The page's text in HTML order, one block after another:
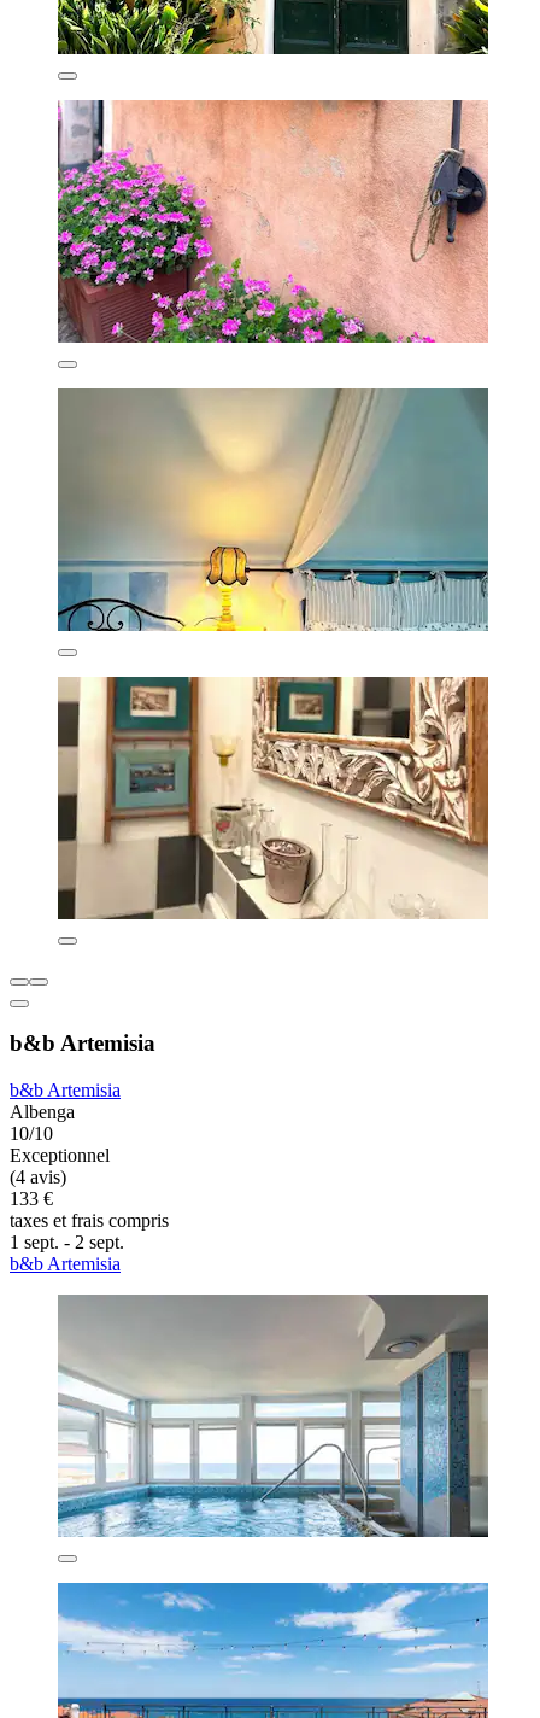
b&b Artemisia
b&b Artemisia
Albenga
10/10
Exceptionnel
(4 avis)
133 €
taxes et frais compris
1 sept. - 2 sept.
b&b Artemisia